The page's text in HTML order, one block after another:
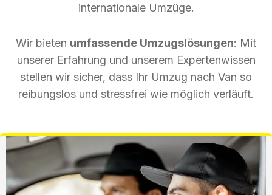
internationale Umzüge.
Wir bieten umfassende Umzugslösungen: Mit
unserer Erfahrung und unserem Expertenwissen
stellen wir sicher, dass Ihr Umzug nach Van so
reibungslos und stressfrei wie möglich verläuft.